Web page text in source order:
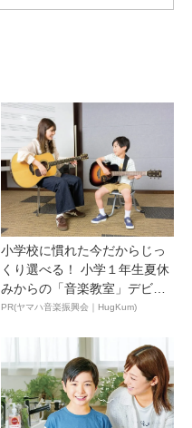
小学校に慣れた今だからじっ
くり選べる！ 小学１年生夏休
みからの「音楽教室」デビ
ュ...
PR(ヤマハ音楽振興会｜HugKum)